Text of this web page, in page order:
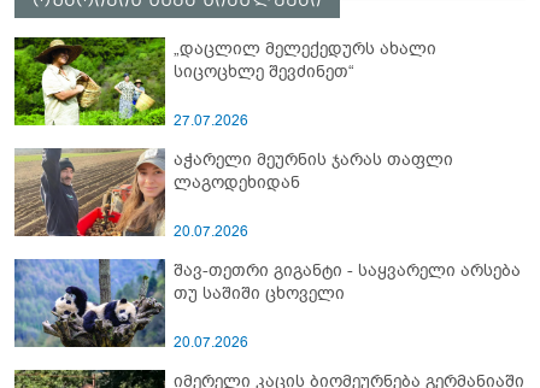
„დაცლილ მელექედურს ახალი
სიცოცხლე შევძინეთ“
27.07.2026
აჭარელი მეურნის ჯარას თაფლი
ლაგოდეხიდან
20.07.2026
შავ-თეთრი გიგანტი - საყვარელი არსება
თუ საშიში ცხოველი
20.07.2026
იმერელი კაცის ბიომეურნება გერმანიაში